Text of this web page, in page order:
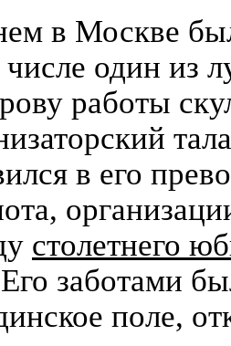
в Москве
числе один из
работы
в его
столетнего
заботами
поле,